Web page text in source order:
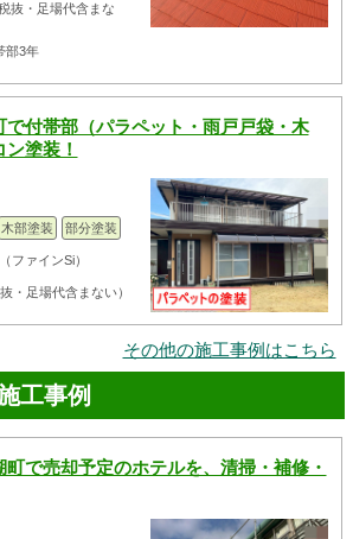
抜・足場代含まな
部3年
で付帯部（パラペット・雨戸戸袋・木
塗装！
木部塗装 部分塗装
ファインSi）
・足場代含まない）
その他の施工事例はこちら
工事例
で売却予定のホテルを、清掃・補修・